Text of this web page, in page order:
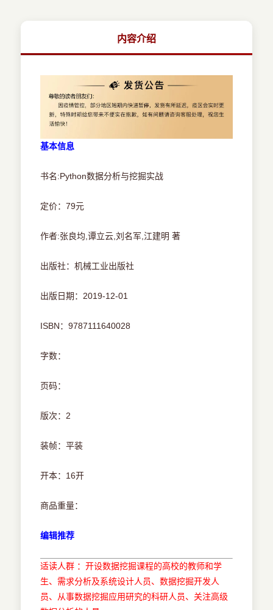
内容介绍
基本信息
书名:Python数据分析与挖掘实战
定价：79元
作者:张良均,谭立云,刘名军,江建明 著
出版社：机械工业出版社
出版日期：2019-12-01
ISBN：9787111640028
字数：
页码：
版次：2
装帧：平装
开本：16开
商品重量：
编辑推荐
适读人群 ：开设数据挖掘课程的高校的教师和学
生、需求分析及系统设计人员、数据挖掘开发人
员、从事数据挖掘应用研究的科研人员、关注高级